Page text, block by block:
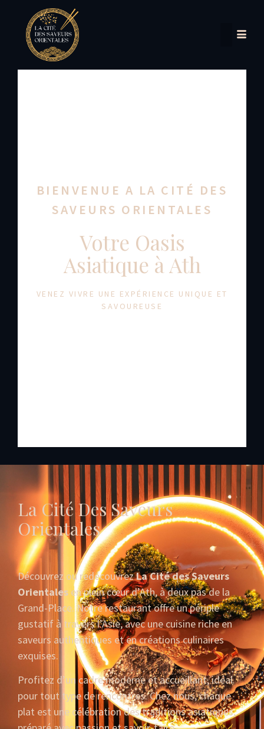
BIENVENUE A LA CITÉ DES
SAVEURS ORIENTALES
Votre Oasis
Asiatique à Ath
VENEZ VIVRE UNE EXPÉRIENCE UNIQUE ET
SAVOUREUSE
La Cité Des Saveurs
Orientales
Découvrez ou redécouvrezLa Cité des Saveurs
Orientales en plein cœur d’Ath, à deux pas de la
Grand-Place. Notre restaurant offre un périple
gustatif à travers l’Asie, avec une cuisine riche en
saveurs authentiques et en créations culinaires
exquises.
Profitez d’un cadre moderne et accueillant, idéal
pour tout type de rencontres. Chez nous, chaque
plat est une célébration des traditions asiatiques,